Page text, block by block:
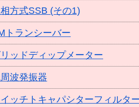
方式SSB (その1)
ランシーバー
ッドディップメーター
波発振器
ッチトキャパシターフィルタ